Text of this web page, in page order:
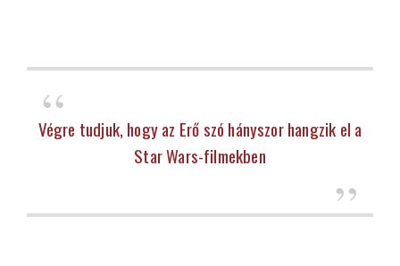
Végre tudjuk, hogy az Erő szó hányszor hangzik el a
Star Wars-filmekben